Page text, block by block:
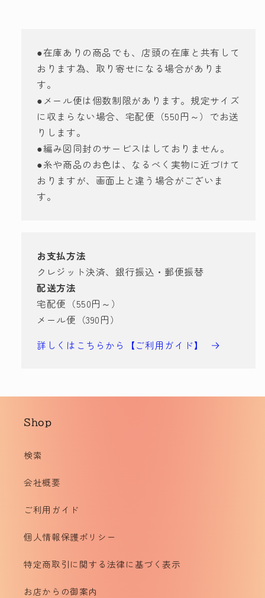
●在庫ありの商品でも、店頭の在庫と共有して
おります為、取り寄せになる場合がありま
す。
●メール便は個数制限があります。規定サイズ
に収まらない場合、宅配便（550円～）でお送
りします。
●編み図同封のサービスはしておりません。
●糸や商品のお色は、なるべく実物に近づけて
おりますが、画面上と違う場合がございま
す。
お支払方法
クレジット決済、銀行振込・郵便振替
配送方法
宅配便（550円～）
メール便（390円）
詳しくはこちらから【ご利用ガイド】
Shop
検索
会社概要
ご利用ガイド
個人情報保護ポリシー
特定商取引に関する法律に基づく表示
お店からの御案内